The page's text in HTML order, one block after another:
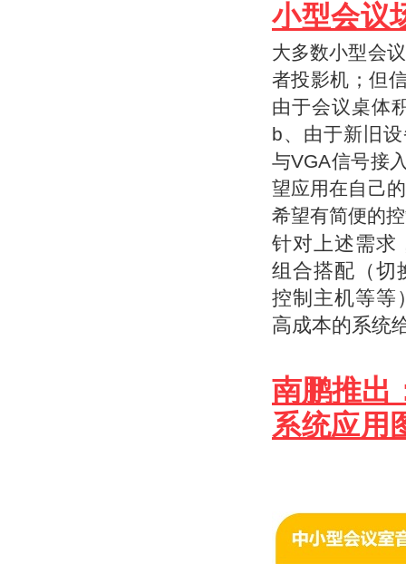
小型会议
大多数小型会
者投影机； 但
由于会议桌体
b、由于新旧
与VGA信号接
望应用在自己
希望有简便的
针对上述需求
组合搭配（切
控制主机等等
高成本的系统
南鹏推出
系统应用